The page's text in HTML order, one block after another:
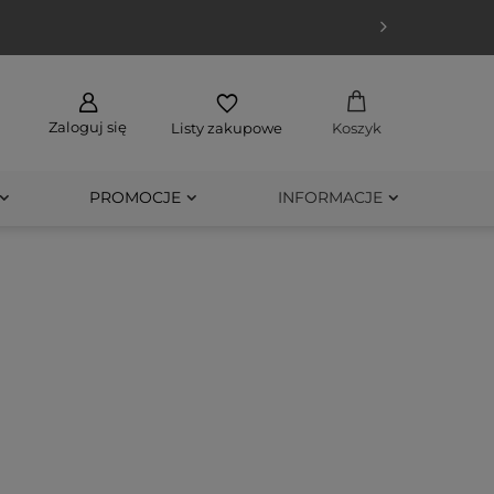
Zaloguj się Listy zakupowe Koszyk
PROMOCJE INFORMACJE